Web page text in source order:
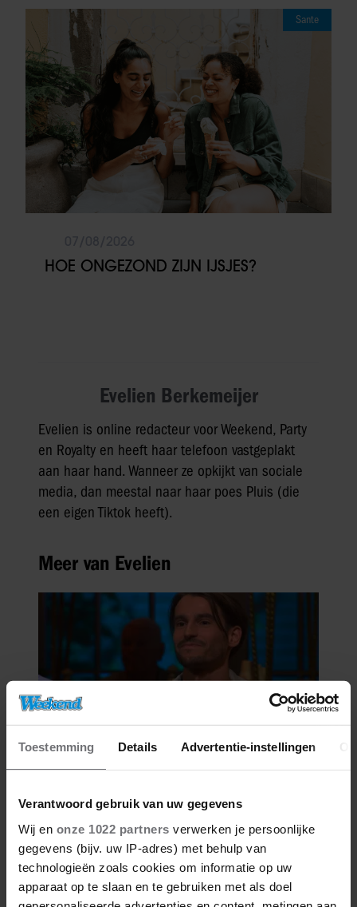
Toestemming Details Advertentie-instellingen
Verantwoord gebruik van uw gegevens
Wij en onze 1022 partners verwerken je persoonlijke
gegevens (bijv. uw IP-adres) met behulp van
technologieën zoals cookies om informatie op uw
apparaat op te slaan en te gebruiken met als doel
Sante
HOE ONGEZOND ZIJN IJSJES?
Evelien Berkemeijer
Evelien is online redacteur voor Weekend, Party
en Royalty en heeft haar telefoon vastgeplakt
aan haar hand. Wanneer ze opkijkt van sociale
media, dan meestal naar haar poes Pluis (die
een eigen Tiktok heeft).
Meer van Evelien
VICTOR VLAM BEKRITISEERT TIM
NIEHE NA DUIDELIJKE GRENS
OVER VADER IVO: ‘EEN BEETJE
ONSYMPATHIEK’